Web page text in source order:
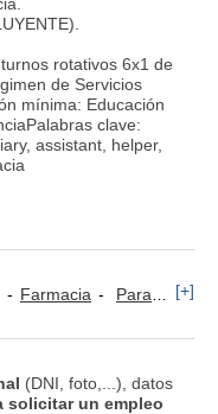
rotativos 6x1 de
de Servicios
mínima: Educación
clave:
assistant, helper,
Farmacia Paramédico [+]
(DNI, foto,...), datos
solicitar un empleo